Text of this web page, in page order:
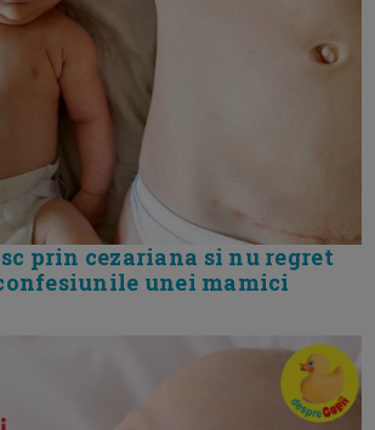
prin cezariana si nu regret
unei mamici